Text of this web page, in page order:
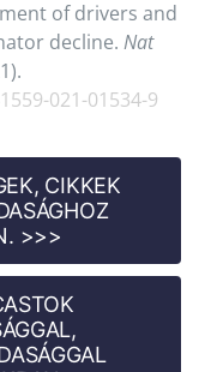
of drivers and
decline. Nat
021-01534-9
CIKKEK
>>>